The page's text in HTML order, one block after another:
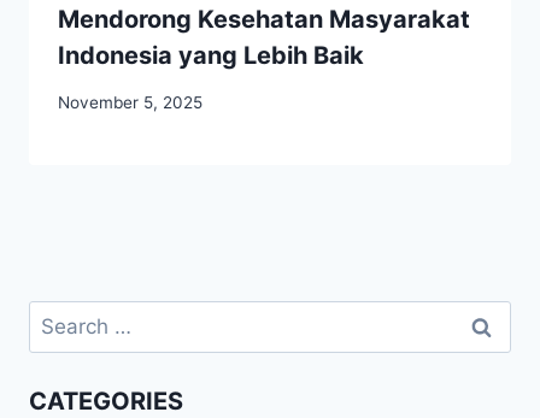
Mendorong Kesehatan Masyarakat
Indonesia yang Lebih Baik
November 5, 2025
Search
for:
CATEGORIES